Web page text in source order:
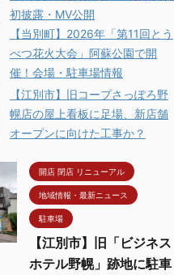
初披露・MV公開
【当別町】2026年「第11回とう
べつ花火大会」阿蘇公園で開
催！会場・駐車場情報
【江別市】旧コープさっぽろ野
幌店の屋上看板に足場、新店舗
オープンに向けた工事か？
開店 閉店 リニューアル
地域情報・最新ニュース
駐車場
【江別市】旧「ビジネス
ホテル野幌」跡地に駐車